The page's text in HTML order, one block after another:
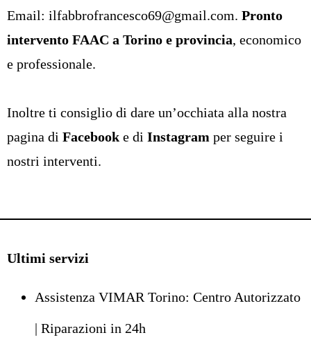
Email: ilfabbrofrancesco69@gmail.com. Pronto
intervento FAAC a Torino e provincia, economico
e professionale.
Inoltre ti consiglio di dare un’occhiata alla nostra
pagina di Facebook e di Instagram per seguire i
nostri interventi.​
Ultimi servizi
Assistenza VIMAR Torino: Centro Autorizzato
| Riparazioni in 24h